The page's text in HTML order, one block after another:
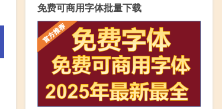
免费可商用字体批量下载